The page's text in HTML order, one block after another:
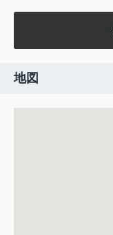
地図